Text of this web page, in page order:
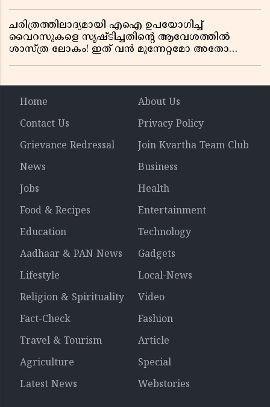
ചരിത്രത്തിലാദ്യമായി എഐ ഉപയോഗിച്ച്
വൈറസുകളെ സൃഷ്ടിച്ചതിന്റെ ആവേശത്തിൽ
ശാസ്ത്ര ലോകം! ഇത് വൻ മുന്നേറ്റമോ അതോ
Home
About Us
Contact Us
Privacy Policy
Grievance Redressal
Join Kvartha Team Club
News
Business
Jobs
Health
Food & Recipes
Entertainment
Education
Technology
Aadhaar & PAN News
Gadgets
Lifestyle
Local-News
Religion & Spirituality
Video
Fact-Check
Fashion
Travel & Tourism
Article
Agriculture
Special
Latest News
Webstories